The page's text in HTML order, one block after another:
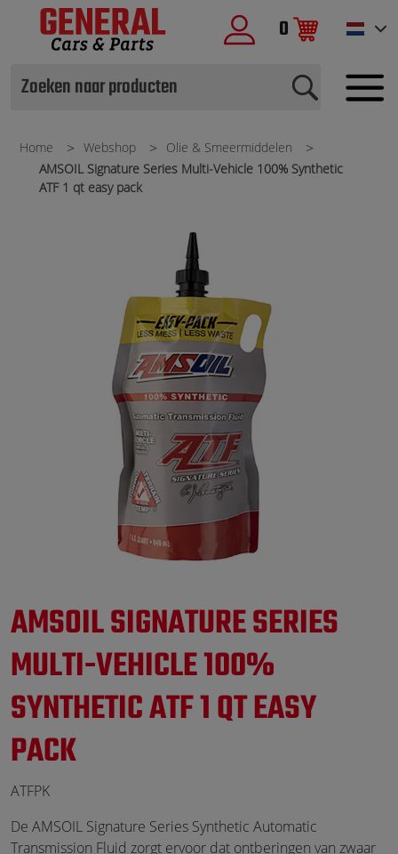
0
Home Webshop
Olie & Smeermiddelen
AMSOIL Signature Series Multi-Vehicle 100% Synthetic
ATF 1 qt easy pack
AMSOIL SIGNATURE SERIES
MULTI-VEHICLE 100%
SYNTHETIC ATF 1 QT EASY
PACK
ATFPK
De AMSOIL Signature Series Synthetic Automatic
Transmission Fluid zorgt ervoor dat ontberingen van zwaar